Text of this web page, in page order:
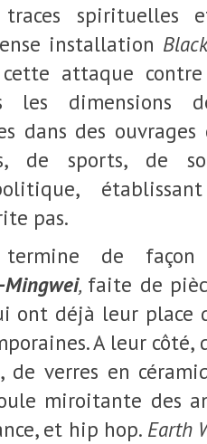
traces spirituelles
installation
attaque
les dimensions
dans des ouvrages
de sports, de
pas.
termine de façon
Mingwei, faite de
ont déjà leur place
A leur côté,
de verres en
miroitante des
et hip hop. Earth